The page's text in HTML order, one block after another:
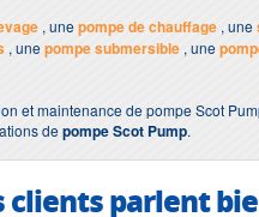
, unepompe de chauffage , une
, unepompe submersible , une
et maintenance de pompe Scot
depompe Scot Pump.
clients parlent